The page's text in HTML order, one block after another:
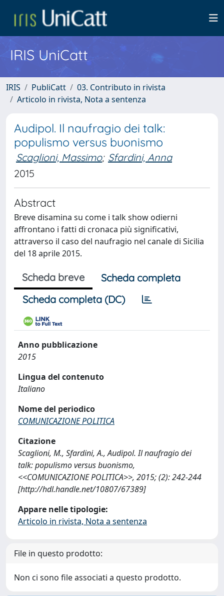
IRIS UniCatt
IRIS PubliCatt
03. Contributo in rivista
Articolo in rivista, Nota a sentenza
Audipol. Il naufragio dei talk:
populismo versus buonismo
Scaglioni, Massimo; Sfardini, Anna
2015
Abstract
Breve disamina su come i talk show odierni
affrontano i fatti di cronaca più significativi,
attraverso il caso del naufragio nel canale di Sicilia
del 18 aprile 2015.
Scheda breve
Scheda completa
Scheda completa (DC)
Anno pubblicazione
2015
Lingua del contenuto
Italiano
Nome del periodico
COMUNICAZIONE POLITICA
Citazione
Scaglioni, M., Sfardini, A., Audipol. Il naufragio dei
talk: populismo versus buonismo,
<<COMUNICAZIONE POLITICA>>, 2015; (2): 242-244
[http://hdl.handle.net/10807/67389]
Appare nelle tipologie:
Articolo in rivista, Nota a sentenza
File in questo prodotto:
Non ci sono file associati a questo prodotto.